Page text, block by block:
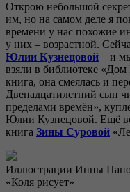
Открою небольшой
им, но на самом деле я
времени у нас похожие
у них – возрастной.
Юлии Кузнецовой – и
взяли в библиотеке
книга, она смеялась и
Двенадцатилетний сын
пределами времён»,
Юлии Кузнецовой. Ещё
книга Зины Суровой
Иллюстрации Инны
«Коля рисует»